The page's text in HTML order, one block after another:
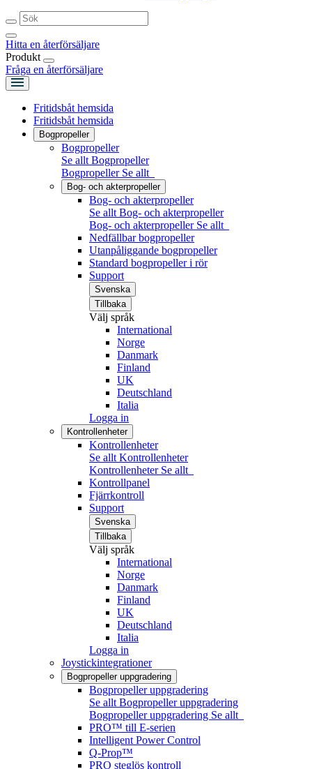
Hitta en återförsäljare
Produkt
Fråga en återförsäljare
Fritidsbåt hemsida
Fritidsbåt hemsida
Bogpropeller
Bogpropeller
Se allt Bogpropeller
Bogpropeller Se allt
Bog- och akterpropeller
Bog- och akterpropeller
Se allt Bog- och akterpropeller
Bog- och akterpropeller Se allt
Nedfällbar bogpropeller
Utanpåliggande bogpropeller
Standard bogpropeller i rör
Support
Svenska
Tillbaka
Välj språk
International
Norge
Danmark
Finland
UK
Deutschland
Italia
Logga in
Kontrollenheter
Kontrollenheter
Se allt Kontrollenheter
Kontrollenheter Se allt
Kontrollpanel
Fjärrkontroll
Support
Svenska
Tillbaka
Välj språk
International
Norge
Danmark
Finland
UK
Deutschland
Italia
Logga in
Joystickintegrationer
Bogpropeller uppgradering
Bogpropeller uppgradering
Se allt Bogpropeller uppgradering
Bogpropeller uppgradering Se allt
PRO™ till E-serien
Intelligent Power Control
Q-Prop™
PRO steglös kontroll